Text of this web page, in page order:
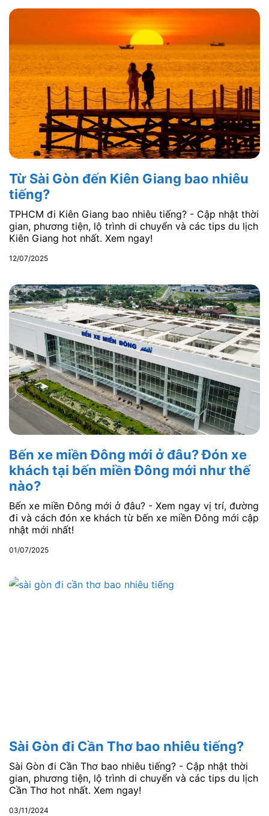
Từ Sài Gòn đến Kiên Giang bao nhiêu
tiếng?
TPHCM đi Kiên Giang bao nhiêu tiếng? - Cập nhật thời
gian, phương tiện, lộ trình di chuyển và các tips du lịch
Kiên Giang hot nhất. Xem ngay!
12/07/2025
Bến xe miền Đông mới ở đâu? Đón xe
khách tại bến miền Đông mới như thế
nào?
Bến xe miền Đông mới ở đâu? - Xem ngay vị trí, đường
đi và cách đón xe khách từ bến xe miền Đông mới cập
nhật mới nhất!
01/07/2025
Sài Gòn đi Cần Thơ bao nhiêu tiếng?
Sài Gòn đi Cần Thơ bao nhiêu tiếng? - Cập nhật thời
gian, phương tiện, lộ trình di chuyển và các tips du lịch
Cần Thơ hot nhất. Xem ngay!
03/11/2024